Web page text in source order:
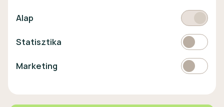
választó
EUR
Alap Kötelező
Statisztika Statisztikai
Marketing Marketing